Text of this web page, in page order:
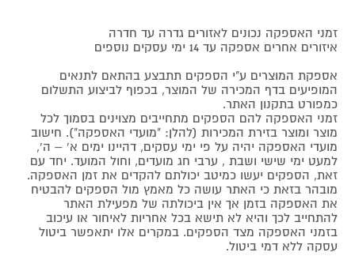
זמני האספקה נכונים לאזורים גדרה עד חדרה
איזורים אחרים אספקה עד 14 ימי עסקים נוספים
אספקת המוצרים ע"י הספקים תתבצע בהתאם לתנאים
המופיעים בדף המכירה של המוצר, בכפוף לביצוע התשלום
כמפורט בתקנון האתר.
זמני האספקה להם הספקים מתחייבים מצוינים בסמוך לכל
מוצר ומוצר בזירת המכירות (להלן: "מועדי האספקה"). חישוב
מועדי האספקה יהיה על פי ימי עסקים, דהיינו ימים א' – ה',
למעט ימי שישי ושבת , ערבי חג מועדים, וחול המועד. יחד עם
זאת, הספקים יעשו כמיטב יכולתם להקדים את זמן האספקה.
מובהר בזאת כי האתר עושה כל מאמץ מול הספקים להבטיח
את האספקה בזמן אך אין ביכולתה של מפעילת האתר
להתחייב לכך והיא לא תישא בכל אחריות לאיחור או עיכוב
בזמני האספקה מצד הספקים. במקרים אלו יתאפשר ביטול
עסקה ללא דמי ביטול.